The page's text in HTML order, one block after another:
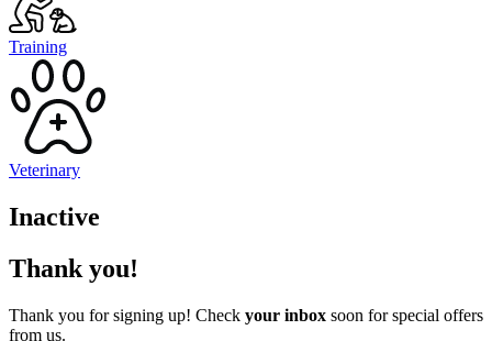
Training
Veterinary
Inactive
Thank you!
Thank you for signing up! Check your inbox soon for special offers
from us.